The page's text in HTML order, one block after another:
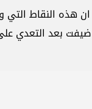
هذه النقاط
بعد التعدي